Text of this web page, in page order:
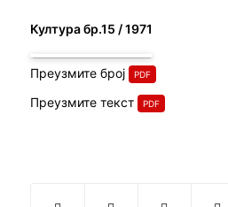
Култура бр.15 / 1971
Преузмите број
Преузмите текст